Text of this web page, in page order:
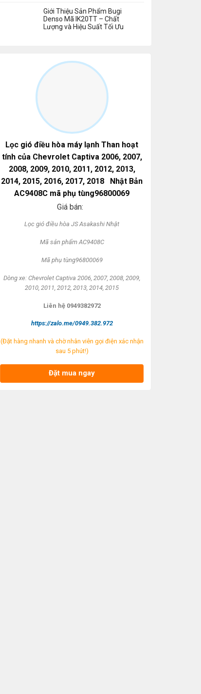
Giới Thiệu Sản Phẩm Bugi
Denso Mã IK20TT – Chất
Lượng và Hiệu Suất Tối Ưu
Lọc gió điều hòa máy lạnh Than hoạt
tính của Chevrolet Captiva 2006, 2007,
2008, 2009, 2010, 2011, 2012, 2013,
2014, 2015, 2016, 2017, 2018 Nhật Bản
AC9408C mã phụ tùng96800069
Giá bán:
L ọc gió điều hòa JS Asakashi Nhật
Mã sản phẩm AC9408C
Mã phụ tùng96800069
Dòng xe: Chevrolet Captiva 2006, 2007, 2008, 2009,
2010, 2011, 2012, 2013, 2014, 2015
Liên hệ 0949382972
https://zalo.me/0949.382.972
(Đặt hàng nhanh và chờ nhân viên gọi điện xác nhận
sau 5 phút!)
Đặt mua ngay